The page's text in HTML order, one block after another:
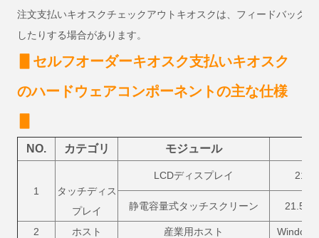
注文支払いキオスクチェックアウトキオスクは、フィードバック
したりする場合があります。
セルフオーダーキオスク支払いキオスク
のハードウェアコンポーネントの主な仕様
NO. カテゴリ モジュール
1
タッチディス
プレイ
LCDディスプレイ 21.5
静電容量式タッチスクリーン 21.5イ
2 ホスト 産業用ホスト